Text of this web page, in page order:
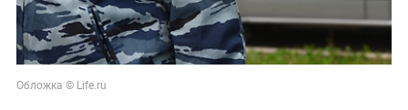
Обложка © Life.ru